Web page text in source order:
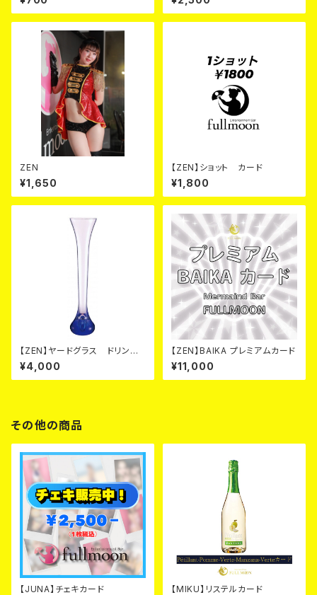
ZEN
¥1,650
【ZEN】ショット カード
¥1,800
【ZEN】ヤードグラス ドリンク
カード
¥4,000
【ZEN】BAIKA プレミアムカード
¥11,000
その他の商品
【JUNA】チェキカード 【MIKU】リステルカード